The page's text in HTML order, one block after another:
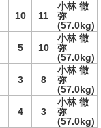
10 11
小林 徹
弥
(57.0kg)
5 10
小林 徹
弥
(57.0kg)
3 8
小林 徹
弥
(57.0kg)
4 3
小林 徹
弥
(57.0kg)